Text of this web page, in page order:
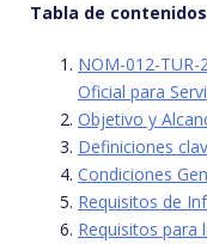
Tabla de contenidos
NOM-012-TUR-
Oficial para
Objetivo y
Definiciones
Condiciones
Requisitos de
Requisitos para